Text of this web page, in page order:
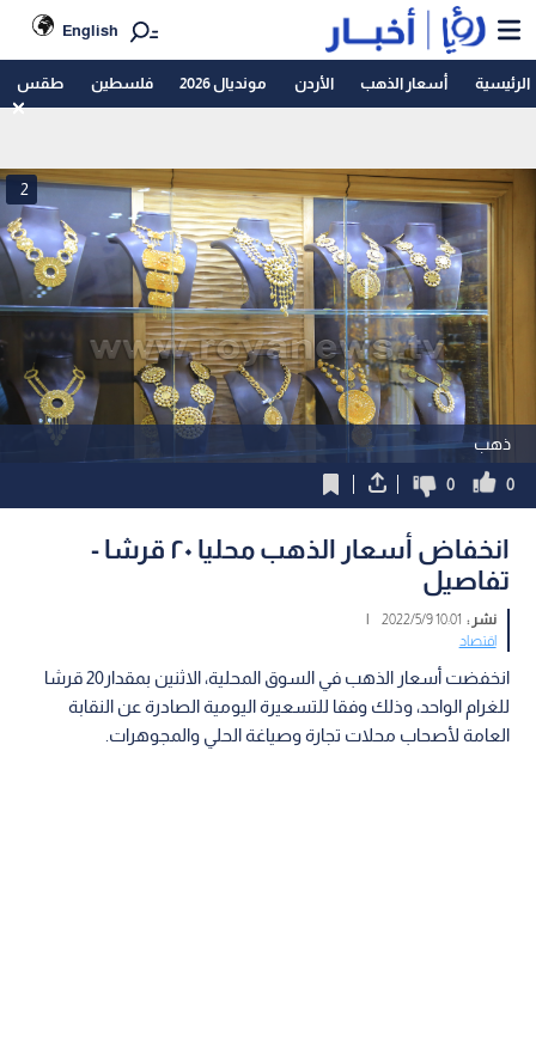
English
الرئيسية أسعار الذهب الأردن مونديال 2026 فلسطين طقس
ذهب
2
0
0
انخفاض أسعار الذهب محليا ٢٠ قرشا -
تفاصيل
نشر : 10:01 2022/5/9
|
اقتصاد
انخفضت أسعار الذهب في السوق المحلية، الاثنين بمقدار20 قرشا
للغرام الواحد، وذلك وفقا للتسعيرة اليومية الصادرة عن النقابة
العامة لأصحاب محلات تجارة وصياغة الحلي والمجوهرات.